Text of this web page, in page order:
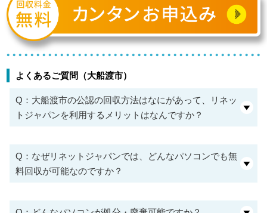
よくあるご質問（大船渡市）
Q：大船渡市の公認の回収方法はなにがあって、リネッ
トジャパンを利用するメリットはなんですか？
Q：なぜリネットジャパンでは、どんなパソコンでも無
料回収が可能なのですか？